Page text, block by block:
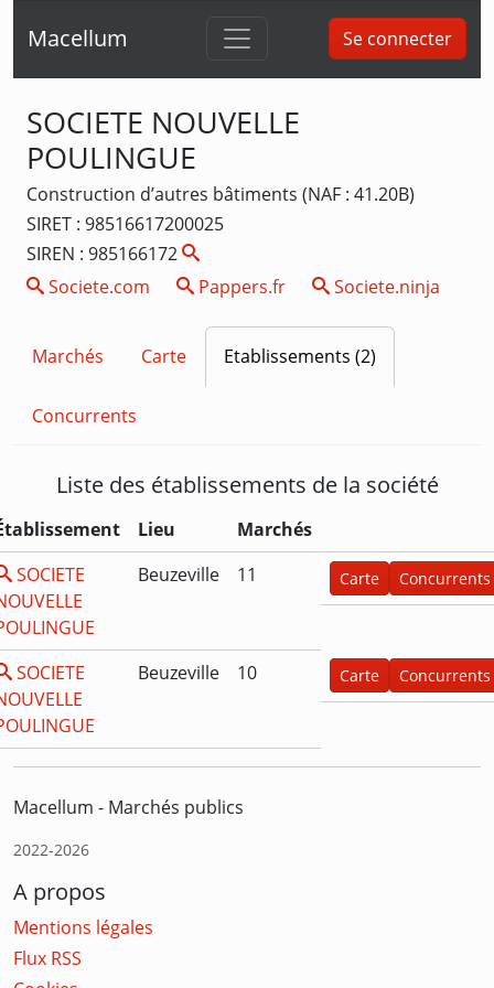
Macellum Se connecter
SOCIETE NOUVELLE
POULINGUE
Construction d’autres bâtiments (NAF : 41.20B)
SIRET : 98516617200025
SIREN : 985166172
Societe.com
Pappers.fr Societe.ninja
Marchés Carte Etablissements (2)
Concurrents
Liste des établissements de la société
Lieu
Marchés
SOCIETE
Beuzeville 11 Carte Concurrents
SOCIETE
Beuzeville 10 Carte Concurrents
Macellum - Marchés publics
2022-2026
A propos
Mentions légales
Flux RSS